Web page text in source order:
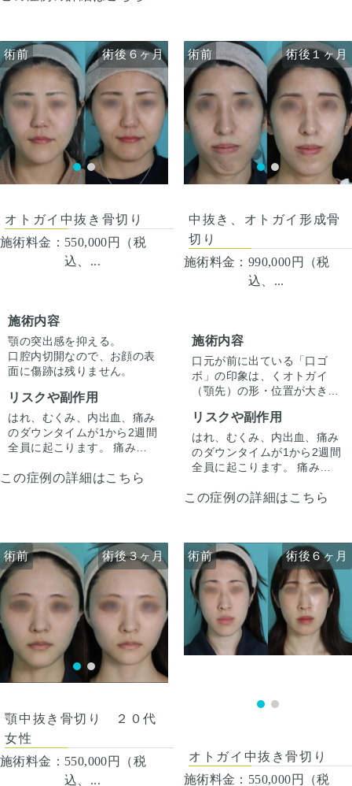
いで目立たなくなります。 稀
に感染がありますが、そのよ
うな際は責任を持って当院で
治療します。 仕上がりには個
人差があるので、手術を受け
た人全員がこの写真の様な変
化をするわけではありません
のでご注意下さい。 カウンセ
リングにて診察させていただ
いた上でその方一人一人の状
治療します。 仕上がりには個
人差があるので、手術を受け
た人全員がこの写真の様な変
化をするわけではありません
のでご注意下さい。 カウンセ
リングにて診察させていただ
いた上でその方一人一人の状
態をふまえて、治療法をご提
案します。
術前 術後６ヶ月 術前 術後６ヶ月
オトガイ中抜き骨切り
施術料金： 550,000円（税
込、...
施術内容
顎の突出感を抑える。
口腔内切開なので、お顔の表
面に傷跡は残りません。
リスクや副作用
はれ、むくみ、内出血、痛み
のダウンタイムが1から2週間
全員に起こります。 痛みは3
生活。1週間くらいすると押
あります。多くは通常1ヶ月
以内に改善します。 稀に感染
がありますが、そのような際
は責任を持って当院で治療し
ます。 仕上がりには個人差が
あるので、手術を受けた人全
員がこの写真の様な変化をす
るわけではありませんのでご
注意下さい。 カウンセリング
にて、診察させていただいた
ふまえて、治療法をご提案し
ます。
この症例の詳細はこちら
術前 術後１ヶ月 術前 術後１ヶ月
中抜き、オトガイ形成骨
切り
施術料金： 990,000円（税
込、...
施術内容
口元が前に出ている「口ゴ
ボ」の印象は、くオトガイ
（顎先）の形・位置が大きく
今回は骨を前に出すだけでな
く「中抜き」を組み合わせる
ことで、オトガイを前方に引
き出しながら顎の長さが伸び
（オトガイ形成単独だとやや
正面では術前から気になって
いたアゴの左右差も、骨切り
のデザインで同時に改善して
います。
横顔はEライン上に口唇が収
まる自然なプロフィールに。
正面はシャープで整った輪郭
へ。
リスクや副作用
はれ、むくみ、内出血、痛み
のダウンタイムが1から2週間
全員に起こります。 痛みは3
生活。1週間くらいすると押
いで目立たなくなります。 顎
先や下唇の痺れが出ることが
あります。多くは通常1ヶ月
以内に改善します。 稀に感染
がありますが、そのような際
は責任を持って当院で治療し
ます。 仕上がりには個人差が
あるので、手術を受けた人全
にて、診察させていただいた
ます。
この症例の詳細はこちら
術前 術後３ヶ月 術前 術後３ヶ月
顎中抜き骨切り ２０代
女性
施術料金： 550,000円（税
込、...
術前 術後６ヶ月 術前 術後６ヶ月
オトガイ中抜き骨切り
施術料金： 550,000円（税